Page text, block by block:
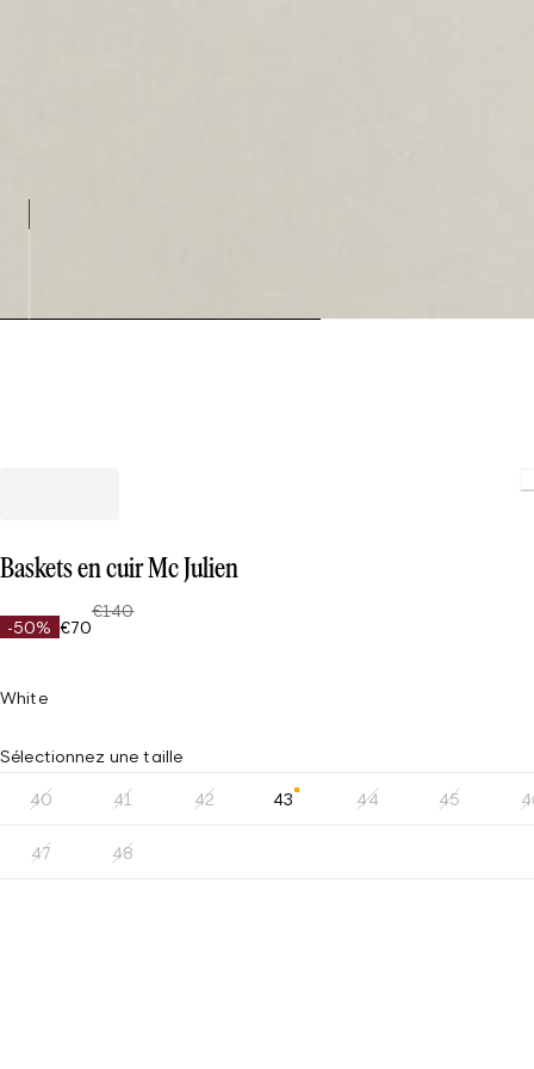
Baskets en cuir Mc Julien
-50% €70
€140
White
Sélectionnez une taille
40 41 42 43 44 45
47 48